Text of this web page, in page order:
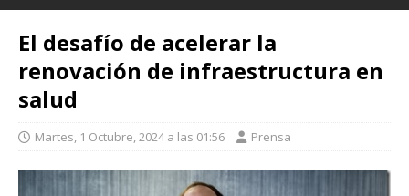
El desafío de acelerar la
renovación de infraestructura en
salud
Martes, 1 Octubre, 2024 a las 01:56 Prensa